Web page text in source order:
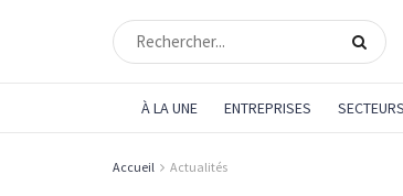
À LA UNE ENTREPRISES SECTEURS
Accueil Actualités